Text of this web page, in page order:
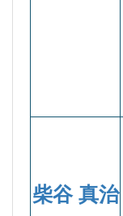
柴谷 真治